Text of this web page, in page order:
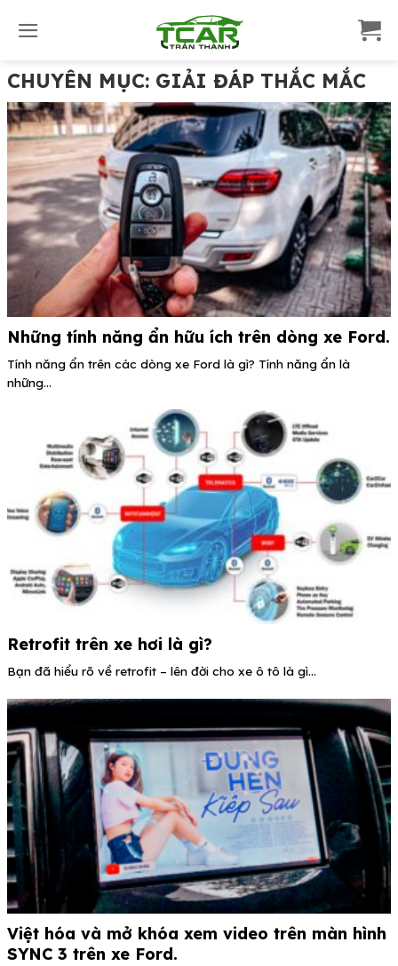
o
o
CHUYÊN MỤC: GIẢI ĐÁP THẮC MẮC
Những tính năng ẩn hữu ích trên dòng xe Ford.
Tính năng ẩn trên các dòng xe Ford là gì? Tính năng ẩn là
những...
Retrofit trên xe hơi là gì?
Bạn đã hiểu rõ về retrofit – lên đời cho xe ô tô là gì...
Việt hóa và mở khóa xem video trên màn hình
SYNC 3 trên xe Ford.